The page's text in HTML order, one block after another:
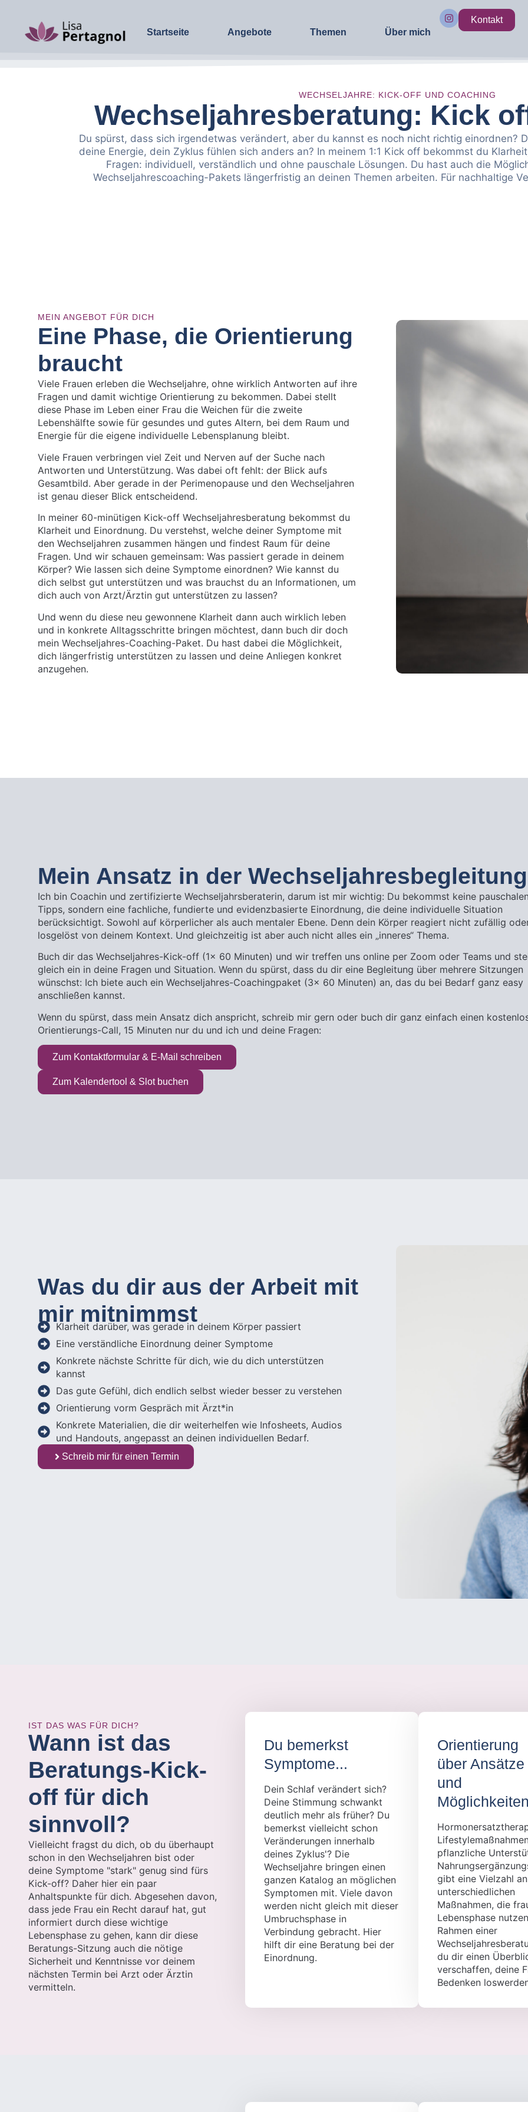
Startseite Angebote Themen Über mich
Kontakt
WECHSELJAHRE: KICK-OFF UND COACHING
Wechseljahresberatung: Kick
Du spürst, dass sich irgendetwas verändert, aber du kannst es noch nicht richtig einordnen?
deine Energie, dein Zyklus fühlen sich anders an? In meinem 1:1 Kick off bekommst du
Fragen: individuell, verständlich und ohne pauschale Lösungen. Du hast auch die
Wechseljahrescoaching-Pakets längerfristig an deinen Themen arbeiten. Für nachhaltige
MEIN ANGEBOT FÜR DICH
Eine Phase, die Orientierung
braucht
Viele Frauen erleben die Wechseljahre, ohne wirklich Antworten auf ihre
Fragen und damit wichtige Orientierung zu bekommen. Dabei stellt
diese Phase im Leben einer Frau die Weichen für die zweite
Lebenshälfte sowie für gesundes und gutes Altern, bei dem Raum und
Energie für die eigene individuelle Lebensplanung bleibt.
Viele Frauen verbringen viel Zeit und Nerven auf der Suche nach
Antworten und Unterstützung. Was dabei oft fehlt: der Blick aufs
Gesamtbild. Aber gerade in der Perimenopause und den Wechseljahren
ist genau dieser Blick entscheidend.
In meiner 60-minütigen Kick-off Wechseljahresberatung bekommst du
Klarheit und Einordnung. Du verstehst, welche deiner Symptome mit
den Wechseljahren zusammen hängen und findest Raum für deine
Fragen. Und wir schauen gemeinsam: Was passiert gerade in deinem
Körper? Wie lassen sich deine Symptome einordnen? Wie kannst du
dich selbst gut unterstützen und was brauchst du an Informationen, um
dich auch von Arzt/Ärztin gut unterstützen zu lassen?
Und wenn du diese neu gewonnene Klarheit dann auch wirklich leben
und in konkrete Alltagsschritte bringen möchtest, dann buch dir doch
mein Wechseljahres-Coaching-Paket. Du hast dabei die Möglichkeit,
dich längerfristig unterstützen zu lassen und deine Anliegen konkret
anzugehen.
Mein Ansatz in der Wechseljahresbegleitung
Ich bin Coachin und zertifizierte Wechseljahrsberaterin, darum ist mir wichtig: Du bekommst keine pauschalen
Tipps, sondern eine fachliche, fundierte und evidenzbasierte Einordnung, die deine individuelle Situation
berücksichtigt. Sowohl auf körperlicher als auch mentaler Ebene. Denn dein Körper reagiert nicht zufällig
losgelöst von deinem Kontext. Und gleichzeitig ist aber auch nicht alles ein „inneres“ Thema.
Buch dir das Wechseljahres-Kick-off (1x 60 Minuten) und wir treffen uns online per Zoom oder Teams und
gleich ein in deine Fragen und Situation. Wenn du spürst, dass du dir eine Begleitung über mehrere Sitzungen
wünschst: Ich biete auch ein Wechseljahres-Coachingpaket (3x 60 Minuten) an, das du bei Bedarf ganz easy
anschließen kannst.
Wenn du spürst, dass mein Ansatz dich anspricht, schreib mir gern oder buch dir ganz einfach einen
Orientierungs-Call, 15 Minuten nur du und ich und deine Fragen:
Zum Kontaktformular & E-Mail schreiben
Zum Kalendertool & Slot buchen
Was du dir aus der Arbeit mit
mir mitnimmst
Klarheit darüber, was gerade in deinem Körper passiert
Eine verständliche Einordnung deiner Symptome
Konkrete nächste Schritte für dich, wie du dich unterstützen
kannst
Das gute Gefühl, dich endlich selbst wieder besser zu verstehen
Orientierung vorm Gespräch mit Ärzt*in
Konkrete Materialien, die dir weiterhelfen wie Infosheets, Audios
und Handouts, angepasst an deinen individuellen Bedarf.
Schreib mir für einen Termin
IST DAS WAS FÜR DICH?
Wann ist das
Beratungs-Kick-
off für dich
sinnvoll?
Vielleicht fragst du dich, ob du überhaupt
schon in den Wechseljahren bist oder
deine Symptome "stark" genug sind fürs
Kick-off? Daher hier ein paar
Anhaltspunkte für dich. Abgesehen davon,
dass jede Frau ein Recht darauf hat, gut
informiert durch diese wichtige
Lebensphase zu gehen, kann dir diese
Beratungs-Sitzung auch die nötige
Sicherheit und Kenntnisse vor deinem
nächsten Termin bei Arzt oder Ärztin
vermitteln.
Du bemerkst
Symptome...
Dein Schlaf verändert sich?
Deine Stimmung schwankt
deutlich mehr als früher? Du
bemerkst vielleicht schon
Veränderungen innerhalb
deines Zyklus'? Die
Wechseljahre bringen einen
ganzen Katalog an möglichen
Symptomen mit. Viele davon
werden nicht gleich mit dieser
Umbruchsphase in
Verbindung gebracht. Hier
hilft dir eine Beratung bei der
Einordnung.
Orientierung
über Ansätze
und
Möglichkeiten
pflanzliche
gibt eine Vielzahl an
unterschiedlichen
Maßnahmen, die
Lebensphase
Rahmen einer
du dir einen
verschaffen, deine
Bedenken